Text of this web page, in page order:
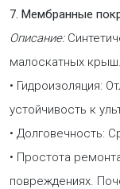
7. Мембранные
Описание:
малоскатных
• Гидроизоляция:
устойчивость к
• Долговечность:
• Простота
повреждениях.